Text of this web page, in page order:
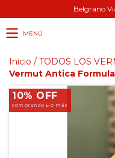
Belgrano
MENÚ
Inicio / TODOS LOS
Vermut Antica
10% OFF
comprando 6 o más